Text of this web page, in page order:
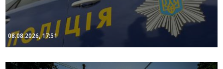
08.08.2026, 17:51